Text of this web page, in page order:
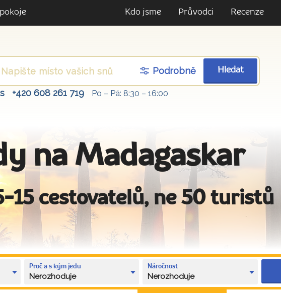
Kdo jsme Průvodci Recenze
Podrobně Hledat
+420 608 261 719 Po – Pá: 8:30 – 16:00
na Madagaskar
15 cestovatelů, ne 50 turistů
Proč a s kým jedu
Nerozhoduje
Náročnost
Nerozhoduje